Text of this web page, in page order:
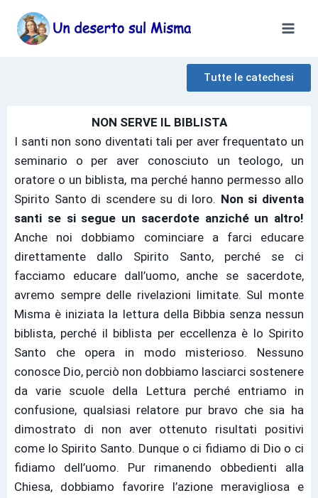
Tutte le catechesi
NON SERVE IL BIBLISTA
I santi non sono diventati tali per aver frequentato un
seminario o per aver conosciuto un teologo, un
oratore o un biblista, ma perché hanno permesso allo
Spirito Santo di scendere su di loro. Non si diventa
santi se si segue un sacerdote anziché un altro!
Anche noi dobbiamo cominciare a farci educare
direttamente dallo Spirito Santo, perché se ci
facciamo educare dall’uomo, anche se sacerdote,
avremo sempre delle rivelazioni limitate. Sul monte
Misma è iniziata la lettura della Bibbia senza nessun
biblista, perché il biblista per eccellenza è lo Spirito
Santo che opera in modo misterioso. Nessuno
conosce Dio, perciò non dobbiamo lasciarci sostenere
da varie scuole della Lettura perché entriamo in
confusione, qualsiasi relatore pur bravo che sia ha
dimostrato di non aver ottenuto risultati positivi
come lo Spirito Santo. Dunque o ci fidiamo di Dio o ci
fidiamo dell’uomo. Pur rimanendo obbedienti alla
Chiesa, dobbiamo favorire l’azione meravigliosa e